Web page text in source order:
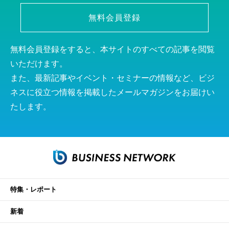
無料会員登録
無料会員登録をすると、本サイトのすべての記事を閲覧
いただけます。
また、最新記事やイベント・セミナーの情報など、ビジ
ネスに役立つ情報を掲載したメールマガジンをお届けい
たします。
特集・レポート
新着